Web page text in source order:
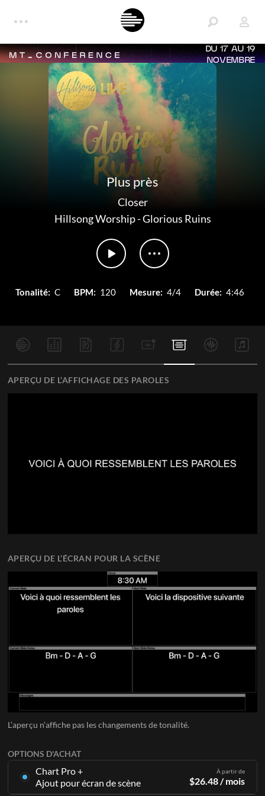
DU 17 AU 19
NOVEMBRE
Plus près
Closer
Hillsong Worship-Glorious Ruins
Tonalité: C BPM: 120 Mesure: 4/4 Durée: 4:46
OPTIONS D'ACHAT
Chart Pro +
Ajout pour écran de scène
À partir de
$26.48/ mois
APERÇU DE L’AFFICHAGE DES PAROLES
APERÇU DE L’ÉCRAN POUR LA SCÈNE
L’aperçu n’affiche pas les changements de tonalité.